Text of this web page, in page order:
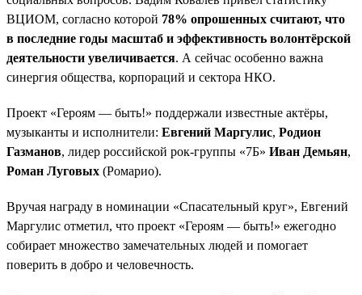
ВЦИОМ, согласно которой 78% опрошенных считают, что
в последние годы масштаб и эффективность волонтёрской
деятельности увеличивается. А сейчас особенно важна
синергия общества, корпораций и сектора НКО.
Проект «Героям — быть!» поддержали известные актёры,
музыканты и исполнители: Евгений Маргулис, Родион
Газманов, лидер российской рок-группы «7Б» Иван Демьян,
Роман Луговых (Ромарио).
Вручая награду в номинации «Спасательный круг», Евгений
Маргулис отметил, что проект «Героям — быть!» ежегодно
собирает множество замечательных людей и помогает
поверить в добро и человечность.